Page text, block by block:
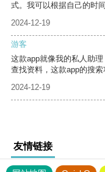
式。我可以根据自己的时
2024-12-19
游客
这款app就像我的私人助
查找资料，这款app的搜
2024-12-19
友情链接